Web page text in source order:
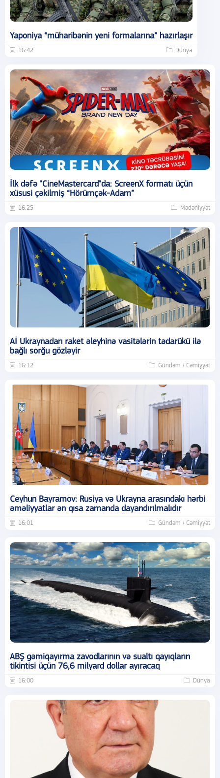
Yaponiya “müharibənin yeni formalarına” hazırlaşır
16:42 Dünya
İlk dəfə "CineMastercard"da: ScreenX formatı üçün
xüsusi çəkilmiş “Hörümçək-Adam”
16:25 Mədəniyyət
Aİ Ukraynadan raket əleyhinə vasitələrin tədarükü ilə
bağlı sorğu gözləyir
16:12 Gündəm / Cəmiyyət
Ceyhun Bayramov: Rusiya və Ukrayna arasındakı hərbi
əməliyyatlar ən qısa zamanda dayandırılmalıdır
16:01 Gündəm / Cəmiyyət
ABŞ gəmiqayırma zavodlarının və sualtı qayıqların
tikintisi üçün 76,6 milyard dollar ayıracaq
16:00 Dünya